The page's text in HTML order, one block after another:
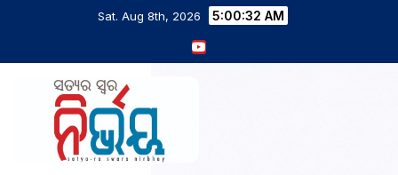
Sat. Aug 8th, 2026 5:00:33 AM